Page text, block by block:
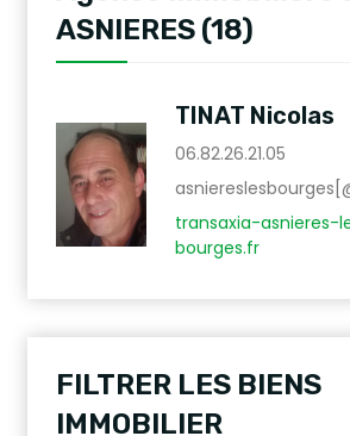
ASNIERES (18)
TINAT Nicolas
06.82.26.21.05
transaxia-asnieres-
bourges.fr
FILTRER LES BIENS
IMMOBILIER